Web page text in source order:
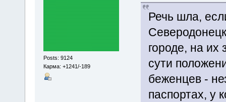
Posts: 9124
Карма: +1241/-189
Речь шла,
городе, на их
сути
беженцев -
паспортах, у